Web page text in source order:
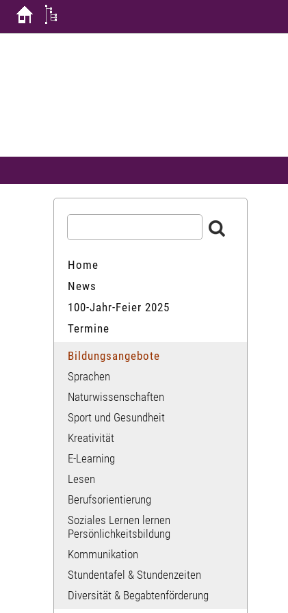
Home
News
100-Jahr-Feier 2025
Termine
Bildungsangebote
Sprachen
Naturwissenschaften
Sport und​ Gesundheit
Kreativität
E-Learning
Lesen
Berufsorientierung
Soziales Lernen lernen​
Persönlichkeitsbildung
Kommunikation​
Stundentafel & Stundenzeiten
Diversität & Begabtenförderung